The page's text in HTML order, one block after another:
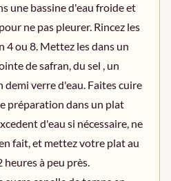
une bassine d'eau froide et
ne pas pleurer. Rincez les
4 ou 8. Mettez les dans un
de safran, du sel , un
verre d'eau. Faites cuire
préparation dans un plat
d'eau si nécessaire, ne
fait, et mettez votre plat au
à peu près.